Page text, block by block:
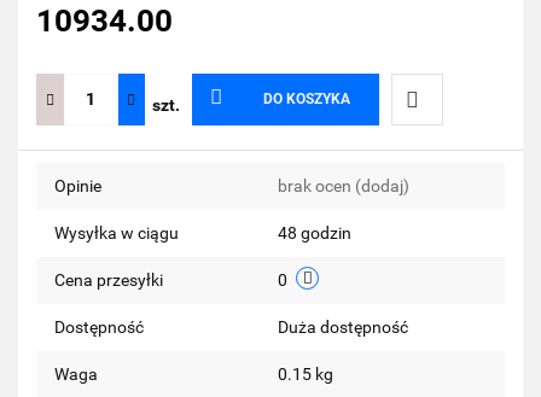
10934.00
szt. DO KOSZYKA
Do
Opinie brak ocen (dodaj)
Wysyłka w ciągu 48 godzin
Cena przesyłki 0
Dostępność Duża dostępność
Waga 0.15 kg